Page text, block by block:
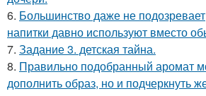
6. Большинство даже не
напитки давно используют вместо
7. Задание 3. детская тайна.
8. Правильно подобранный аромат
дополнить образ, но и подчеркнуть